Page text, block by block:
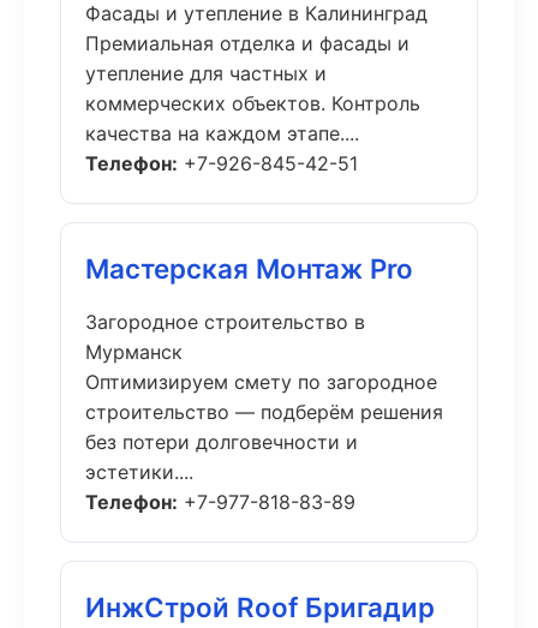
Фасады и утепление в Калининград
Премиальная отделка и фасады и
утепление для частных и
коммерческих объектов. Контроль
качества на каждом этапе....
Телефон: +7-926-845-42-51
Мастерская Монтаж Pro
Загородное строительство в
Мурманск
Оптимизируем смету по загородное
строительство — подберём решения
без потери долговечности и
эстетики....
Телефон: +7-977-818-83-89
ИнжСтрой Roof Бригадир